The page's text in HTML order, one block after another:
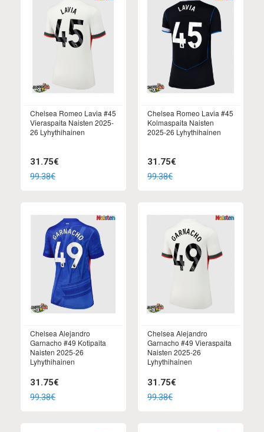
Chelsea Romeo Lavia #45
Vieraspaita Naisten 2025-
26 Lyhythihainen
31.75€
99.38€
Chelsea Romeo Lavia #45
Kolmaspaita Naisten
2025-26 Lyhythihainen
31.75€
99.38€
Chelsea Alejandro
Garnacho #49 Kotipaita
Naisten 2025-26
Lyhythihainen
31.75€
99.38€
Chelsea Alejandro
Garnacho #49 Vieraspaita
Naisten 2025-26
Lyhythihainen
31.75€
99.38€